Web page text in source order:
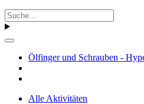
Ölfinger und Schrauben -
Alle Aktivitäten